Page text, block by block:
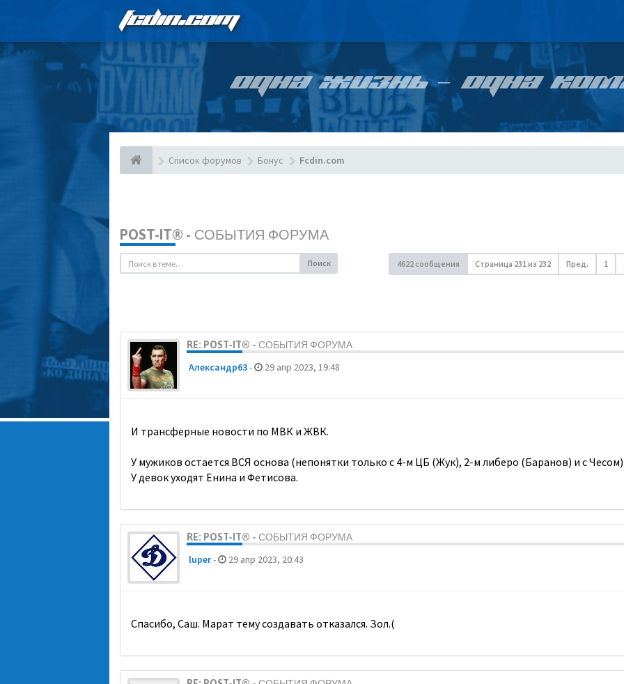
FCDIN.COM
ОДНА ЖИЗНЬ – ОДНА
Список форумов Бонус Fcdin.com
POST-IT® - СОБЫТИЯ ФОРУМА
Поиск 4622 сообщения Страница 231из 232 Пред. 1
RE: POST-IT® - СОБЫТИЯ ФОРУМА
Александр63- 29 апр 2023, 19:48
И трансферные новости по МВК и ЖВК.
У мужиков остается ВСЯ основа (непонятки только с 4-м ЦБ (Жук), 2-м либеро (Баранов) и с Чесом)
У девок уходят Енина и Фетисова.
RE: POST-IT® - СОБЫТИЯ ФОРУМА
luper- 29 апр 2023, 20:43
Спасибо, Саш. Марат тему создавать отказался. Зол.(